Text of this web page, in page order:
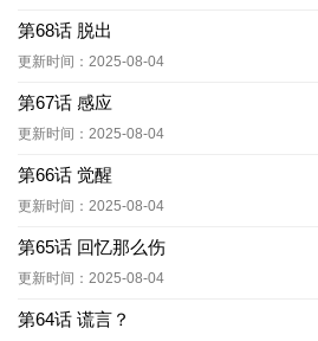
第68话 脱出
更新时间：2025-08-04
第67话 感应
更新时间：2025-08-04
第66话 觉醒
更新时间：2025-08-04
第65话 回忆那么伤
更新时间：2025-08-04
第64话 谎言？